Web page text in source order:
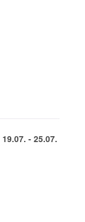
19.07. - 25.07.